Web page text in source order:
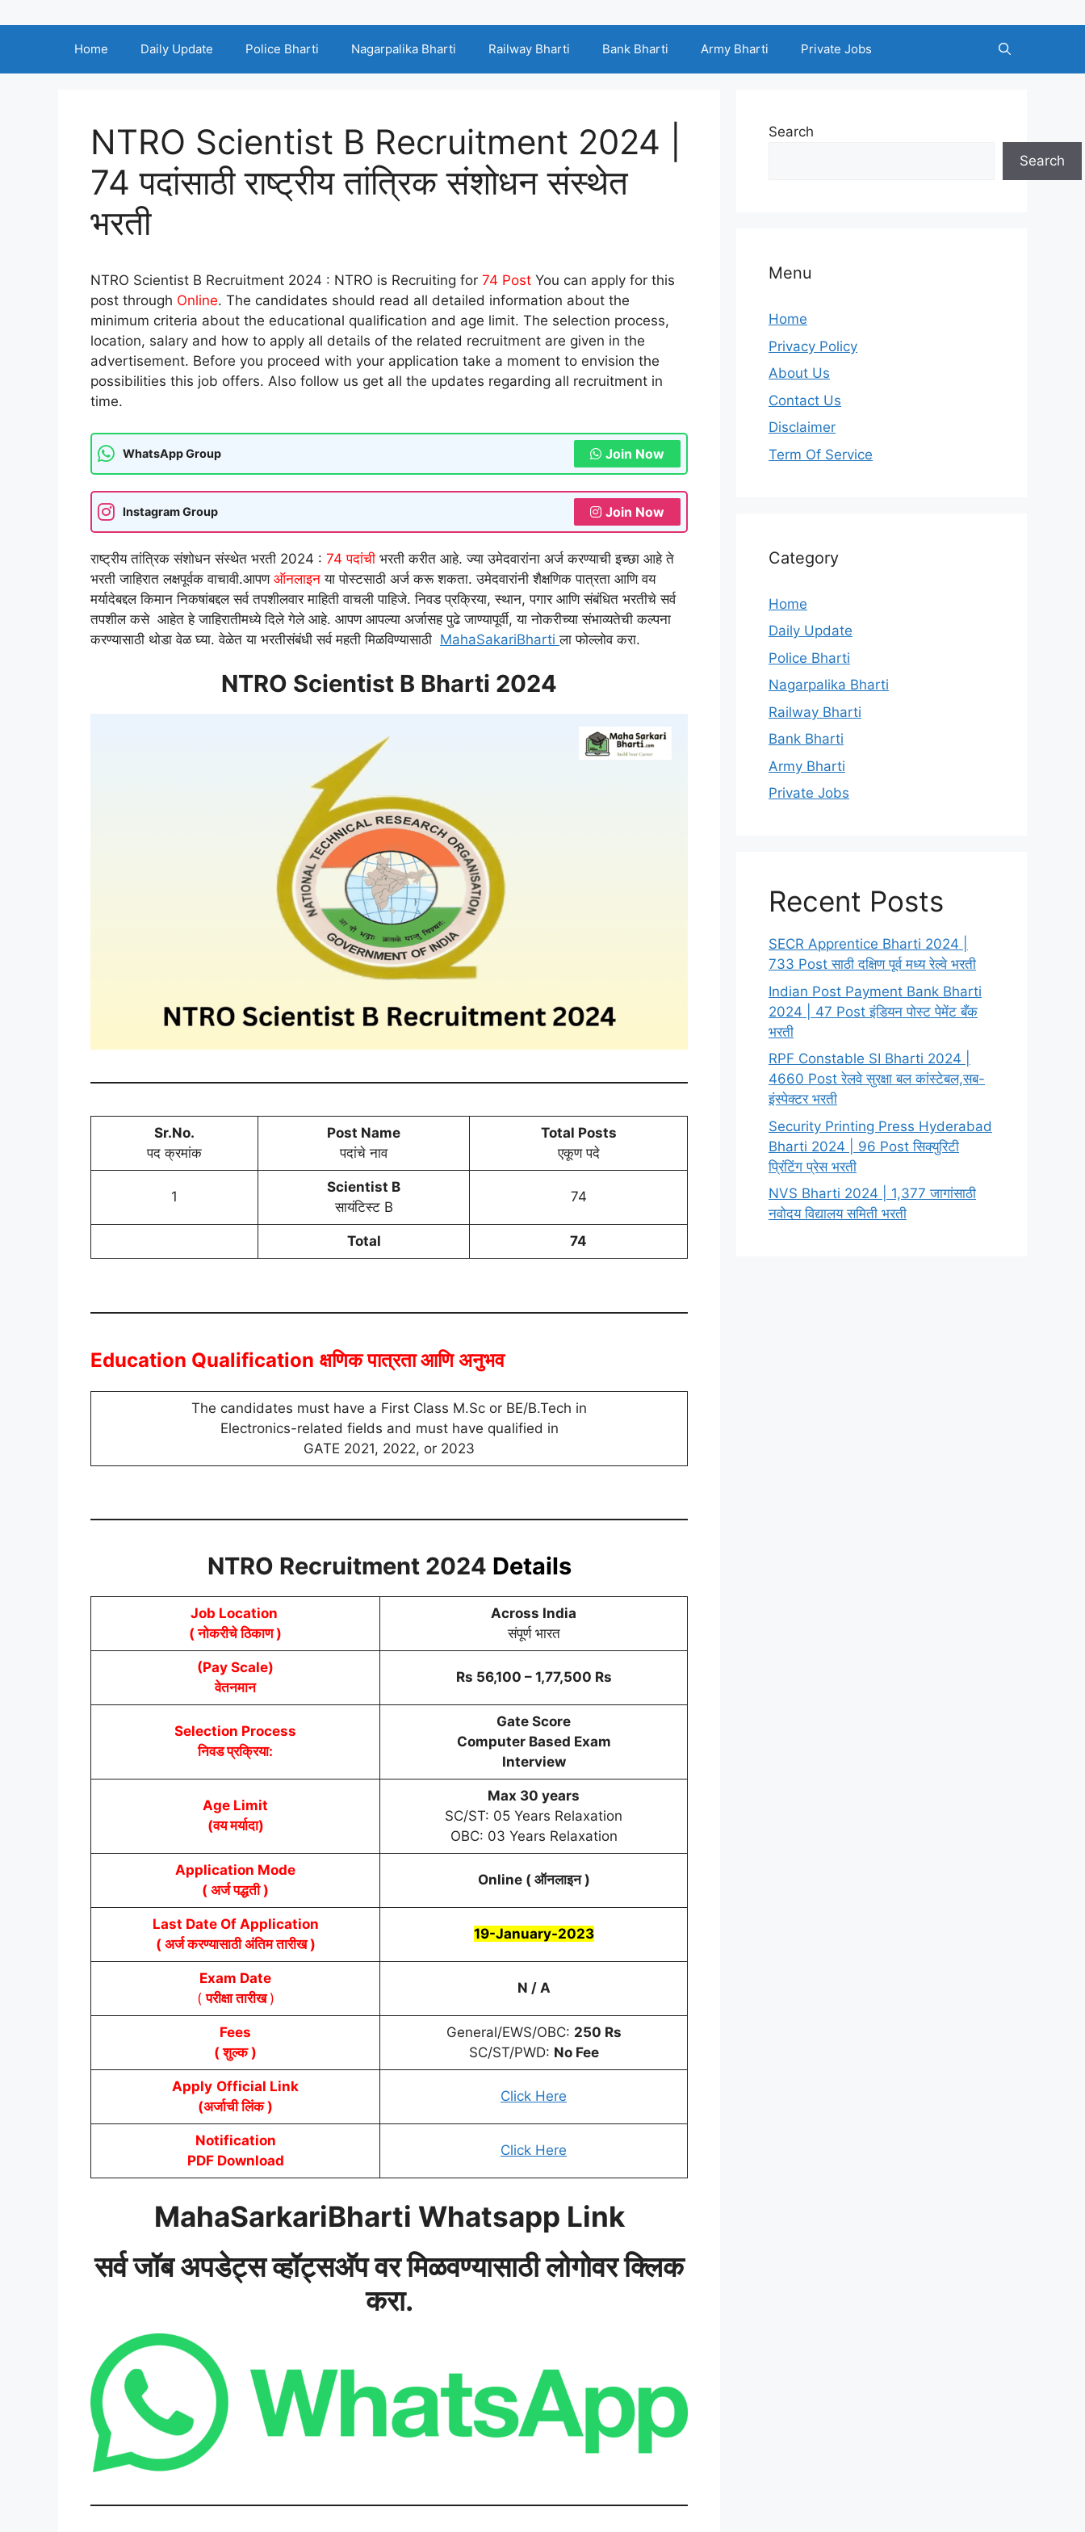
Home Daily Update Police Bharti Nagarpalika Bharti Railway Bharti Bank Bharti Army Bharti Private Jobs
NTRO Scientist B Recruitment 2024 |
74 पदांसाठी राष्ट्रीय तांत्रिक संशोधन संस्थेत
भरती
NTRO Scientist B Recruitment 2024 : NTRO is Recruiting for 74 Post You can apply for this
post through Online. The candidates should read all detailed information about the
minimum criteria about the educational qualification and age limit. The selection process,
location, salary and how to apply all details of the related recruitment are given in the
advertisement. Before you proceed with your application take a moment to envision the
possibilities this job offers. Also follow us get all the updates regarding all recruitment in
time.
WhatsApp Group Join Now
Instagram Group Join Now
राष्ट्रीय तांत्रिक संशोधन संस्थेत भरती 2024 : 74 पदांची भरती करीत आहे. ज्या उमेदवारांना अर्ज करण्याची इच्छा आहे ते
भरती जाहिरात लक्षपूर्वक वाचावी.आपण ऑनलाइन या पोस्टसाठी अर्ज करू शकता. उमेदवारांनी शैक्षणिक पात्रता आणि वय
मर्यादेबद्दल किमान निकषांबद्दल सर्व तपशीलवार माहिती वाचली पाहिजे. निवड प्रक्रिया, स्थान, पगार आणि संबंधित भरतीचे सर्व
तपशील कसे आहेत हे जाहिरातीमध्ये दिले गेले आहे. आपण आपल्या अर्जासह पुढे जाण्यापूर्वी, या नोकरीच्या संभाव्यतेची कल्पना
करण्यासाठी थोडा वेळ घ्या. वेळेत या भरतीसंबंधी सर्व महती मिळविण्यासाठी MahaSakariBhartiला फोल्लोव करा.
NTRO Scientist B Bharti 2024
Sr.No.
पद क्रमांक
Post Name
पदांचे नाव
Total Posts
एकूण पदे
1
Scientist B
सायंटिस्ट B
74
Total 74
Education Qualification क्षणिक पात्रता आणि अनुभव
The candidates must have a First Class M.Sc or BE/B.Tech in
Electronics-related fields and must have qualified in
GATE 2021, 2022, or 2023
NTRO Recruitment 2024 Details
Job Location
( नोकरीचे ठिकाण )
Across India
संपूर्ण भारत
(Pay Scale)
वेतनमान
Rs 56,100 – 1,77,500 Rs
Selection Process
निवड प्रक्रिया:
Gate Score
Computer Based Exam
Interview
Age Limit
(वय मर्यादा)
Max 30 years
SC/ST: 05 Years Relaxation
OBC: 03 Years Relaxation
Application Mode
( अर्ज पद्धती )
Online ( ऑनलाइन )
Last Date Of Application
( अर्ज करण्यासाठी अंतिम तारीख )
19-January-2023
Exam Date
(परीक्षा तारीख)
N / A
Fees
( शुल्क )
General/EWS/OBC: 250 Rs
SC/ST/PWD: No Fee
Apply Official Link
(अर्जाची लिंक )
Click Here
Notification
PDF Download
Click Here
MahaSarkariBharti Whatsapp Link
सर्व जॉब अपडेट्स व्हॉट्सअ‍ॅप वर मिळवण्यासाठी लोगोवर क्लिक
करा.
Search
Search
Menu
Home
Privacy Policy
About Us
Contact Us
Disclaimer
Term Of Service
Category
Home
Daily Update
Police Bharti
Nagarpalika Bharti
Railway Bharti
Bank Bharti
Army Bharti
Private Jobs
Recent Posts
SECR Apprentice Bharti 2024 |
733 Post साठी दक्षिण पूर्व मध्य रेल्वे भरती
Indian Post Payment Bank Bharti
2024 | 47 Post इंडियन पोस्ट पेमेंट बँक
भरती
RPF Constable SI Bharti 2024 |
4660 Post रेलवे सुरक्षा बल कांस्टेबल,सब-
इंस्पेक्टर भरती
Security Printing Press Hyderabad
Bharti 2024 | 96 Post सिक्युरिटी
प्रिंटिंग प्रेस भरती
NVS Bharti 2024 | 1,377 जागांसाठी
नवोदय विद्यालय समिती भरती